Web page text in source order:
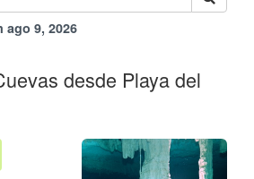
ago 9, 2026
desde Playa del